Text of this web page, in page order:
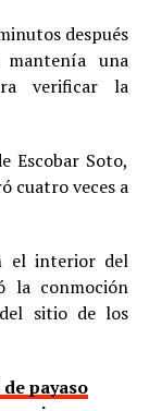
después
una
verificar la
Escobar Soto,
cuatro veces a
el interior del
la conmoción
sitio de los
payaso